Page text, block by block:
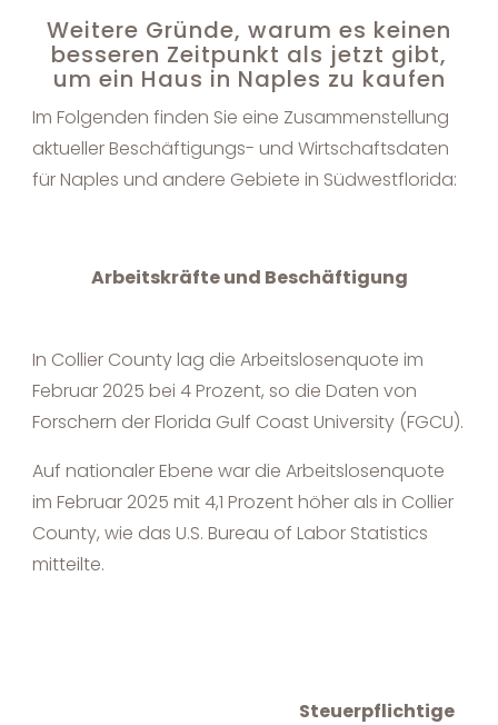
Weitere Gründe, warum es keinen
besseren Zeitpunkt als jetzt gibt,
um ein Haus in Naples zu kaufen
Im Folgenden finden Sie eine Zusammenstellung
aktueller Beschäftigungs- und Wirtschaftsdaten
für Naples und andere Gebiete in Südwestflorida:
Arbeitskräfte und Beschäftigung
In Collier County lag die Arbeitslosenquote im
Februar 2025 bei 4 Prozent, so die Daten von
Forschern der Florida Gulf Coast University (FGCU).
Auf nationaler Ebene war die Arbeitslosenquote
im Februar 2025 mit 4,1 Prozent höher als in Collier
County, wie das U.S. Bureau of Labor Statistics
mitteilte.
Steuerpflichtige